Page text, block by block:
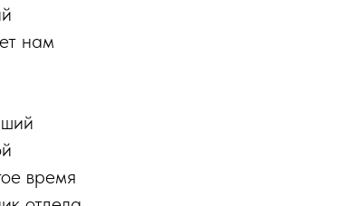
нам
время